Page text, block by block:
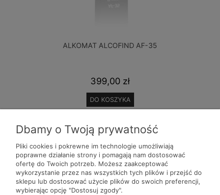
ALKOMAT ALCOFIND AF-35
399,00 zł
DO KOSZYKA
Pomoc
Moje konto
Dbamy o Twoją prywatność
Pliki cookies i pokrewne im technologie umożliwiają
poprawne działanie strony i pomagają nam dostosować
ofertę do Twoich potrzeb. Możesz zaakceptować
wykorzystanie przez nas wszystkich tych plików i przejść do
sklepu lub dostosować użycie plików do swoich preferencji,
wybierając opcję "Dostosuj zgody".